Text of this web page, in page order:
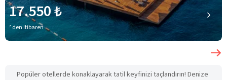
17.550 ₺
’ den itibaren
Popüler otellerde konaklayarak tatil keyfinizi taçlandırın! Denize